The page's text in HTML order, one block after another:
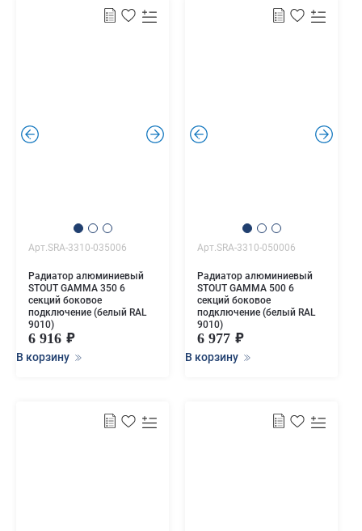
. .
Арт.SRA-3310-035006
Радиатор алюминиевый
STOUT GAMMA 350 6
секций боковое
подключение (белый RAL
9010)
6 916
В корзину
. .
Арт.SRA-3310-050006
Радиатор алюминиевый
STOUT GAMMA 500 6
секций боковое
подключение (белый RAL
9010)
6 977
В корзину